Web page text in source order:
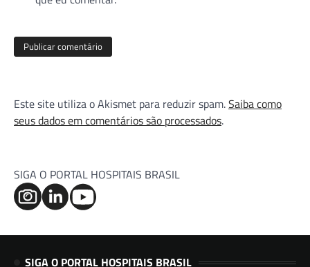
Este site utiliza o Akismet para reduzir spam.Saiba como
seus dados em comentários são processados.
SIGA O PORTAL HOSPITAIS BRASIL
SIGA O PORTAL HOSPITAIS BRASIL